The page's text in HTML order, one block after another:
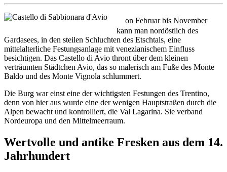
on Februar bis November
kann man nordöstlich des
Gardasees, in den steilen Schluchten des Etschtals, eine
mittelalterliche Festungsanlage mit venezianischem Einfluss
besichtigen. Das Castello di Avio thront über dem kleinen
verträumten Städtchen Avio, das so malerisch am Fuße des Monte
Baldo und des Monte Vignola schlummert.
Die Burg war einst eine der wichtigsten Festungen des Trentino,
denn von hier aus wurde eine der wenigen Hauptstraßen durch die
Alpen bewacht und kontrolliert, die Val Lagarina. Sie verband
Nordeuropa und den Mittelmeerraum.
Wertvolle und antike Fresken aus dem 14.
Jahrhundert